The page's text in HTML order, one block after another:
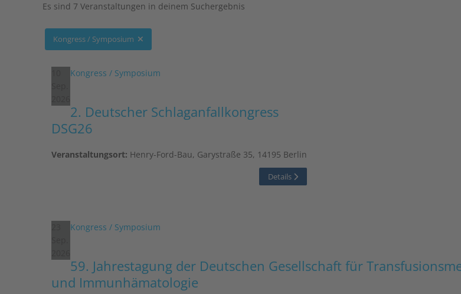
Es sind 7 Veranstaltungen in deinem Suchergebnis
Kongress / Symposium
Kongress / Symposium
2. Deutscher Schlag­anfall­kongress
DSG26
Veranstaltungsort: Henry-Ford-Bau, Garystraße 35, 14195 Berlin
Details
Kongress / Symposium
59. Jahrestagung der Deutschen Gesellschaft für
und Immunhämatologie